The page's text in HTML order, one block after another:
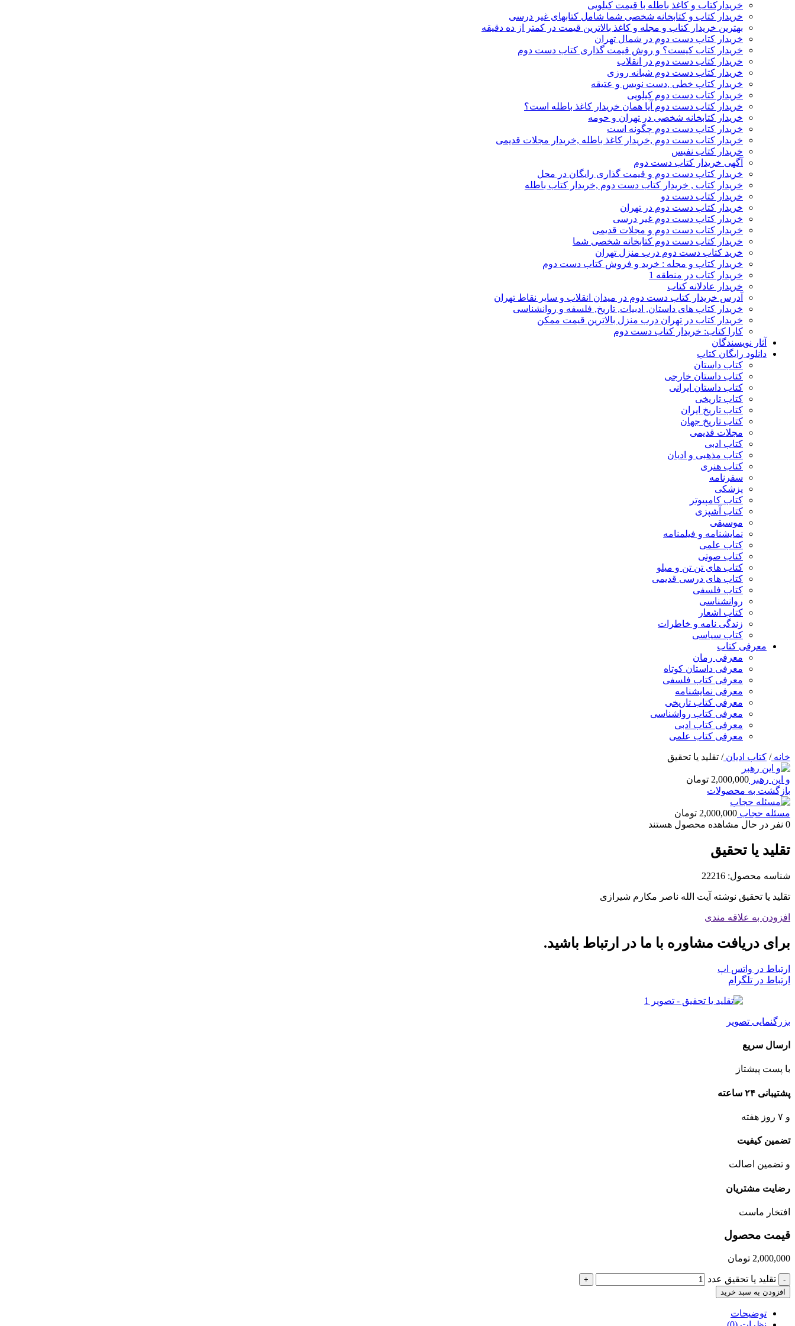
خریدارکتاب و کاغذ باطله با قیمت کیلویی
خریدار کتاب و کتابخانه شخصی شما شامل کتابهای غیر درسی
بهترین خریدار کتاب و مجله و کاغذ بالاترین قیمت در کمتر از ده دقیقه
خریدار کتاب دست دوم در شمال تهران
خریدار کتاب کیست؟ و روش قیمت گذاری کتاب دست دوم
خریدار کتاب دست دوم در انقلاب
خریدار کتاب دست دوم شبانه روزی
خریدار کتاب خطی ,دست نویس و عتیقه
خریدار کتاب دست دوم کیلویی
خریدار کتاب دست دوم آیا همان خریدار کاغذ باطله است؟
خریدار کتابخانه شخصی در تهران و حومه
خریدار کتاب دست دوم چگونه است
خریدار کتاب دست دوم ,خریدار کاغذ باطله ,خریدار مجلات قدیمی
خریدار کتاب نفیس
آگهی خریدار کتاب دست دوم
خریدار کتاب دست دوم و قیمت گذاری رایگان در محل
خریدار کتاب , خریدار کتاب دست دوم ,خریدار کتاب باطله
خریدار کتاب دست دو
خریدار کتاب دست دوم در تهران
خریدار کتاب دست دوم غیر درسی
خریدار کتاب دست دوم و مجلات قدیمی
خریدار کتاب دست دوم کتابخانه شخصی شما
خرید کتاب دست دوم درب منزل تهران
خریدار کتاب و مجله : خرید و فروش کتاب دست دوم
خریدار کتاب در منطقه 1
خریدار عادلانه کتاب
آدرس خریدار کتاب دست دوم در میدان انقلاب و سایر نقاط تهران
خریدار کتاب های داستان, ادبیات, تاریخ, فلسفه و روانشناسی
خریدار کتاب در تهران درب منزل بالاترین قیمت ممکن
کارا کتاب: خریدار کتاب دست دوم
آثار نویسندگان
دانلود رایگان کتاب
کتاب داستان
کتاب داستان خارجی
کتاب داستان ایرانی
کتاب تاریخی
کتاب تاریخ ایران
کتاب تاریخ جهان
مجلات قدیمی
کتاب ادبی
کتاب مذهبی و ادیان
کتاب هنری
سفرنامه
پزشکی
کتاب کامپیوتر
کتاب آشپزی
موسیقی
نمایشنامه و فیلمنامه
کتاب علمی
کتاب صوتی
کتاب های تن تن و میلو
کتاب های درسی قدیمی
کتاب فلسفی
روانشناسی
کتاب اشعار
زندگی نامه و خاطرات
کتاب سیاسی
معرفی کتاب
معرفی رمان
معرفی داستان کوتاه
معرفی کتاب فلسفی
معرفی نمایشنامه
معرفی کتاب تاریخی
معرفی کتاب رواشناسی
معرفی کتاب ادبی
معرفی کتاب علمی
خانه/ کتاب ادیان/ تقلید یا تحقیق
و این رهبر 2,000,000 تومان
بازگشت به محصولات
مسئله حجاب 2,000,000 تومان
0 نفر در حال مشاهده محصول هستند
تقلید یا تحقیق
شناسه محصول: 22216
تقلید یا تحقیق نوشته آیت الله ناصر مکارم شیرازی
افزودن به علاقه مندی
برای دریافت مشاوره با ما در ارتباط باشید.
ارتباط در واتس اپ
ارتباط در تلگرام
بزرگنمایی تصویر
ارسال سریع
با پست پیشتاز
پشتیبانی ۲۴ ساعته
و ۷ روز هفته
تضمین کیفیت
و تضمین اصالت
رضایت مشتریان
افتخار ماست
قیمت محصول
2,000,000 تومان
- تقلید یا تحقیق عدد
+
افزودن به سبد خرید
توضیحات